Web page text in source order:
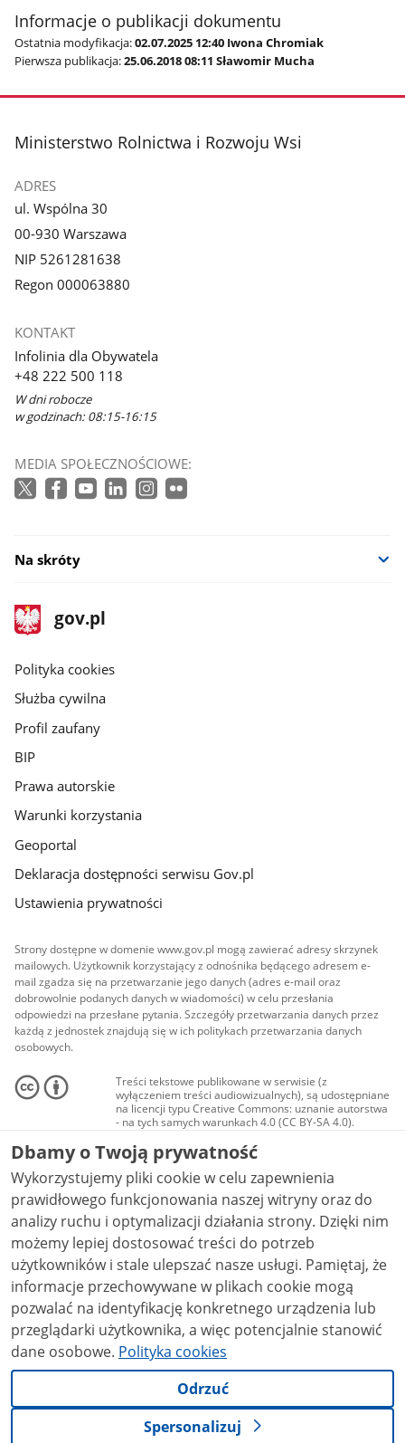
Informacje o publikacji dokumentu
Ostatnia modyfikacja:02.07.2025 12:40 Iwona Chromiak
Pierwsza publikacja:25.06.2018 08:11 Sławomir Mucha
stopka
Ministerstwo Rolnictwa i Rozwoju Wsi
ADRES
ul. Wspólna 30
00-930 Warszawa
NIP 5261281638
Regon 000063880
KONTAKT
Infolinia dla Obywatela
+48 222 500 118
W dni robocze
w godzinach: 08:15-16:15
MEDIA SPOŁECZNOŚCIOWE:
Na skróty
stopka
gov.pl
Strona
gov.pl
gov.pl
Polityka cookies
Służba cywilna
Profil zaufany
BIP
Prawa autorskie
Warunki korzystania
Geoportal
Deklaracja dostępności serwisu Gov.pl
Ustawienia prywatności
Strony dostępne w domenie www.gov.pl mogą zawierać adresy skrzynek
mailowych. Użytkownik korzystający z odnośnika będącego adresem e-
mail zgadza się na przetwarzanie jego danych (adres e-mail oraz
dobrowolnie podanych danych w wiadomości) w celu przesłania
odpowiedzi na przesłane pytania. Szczegóły przetwarzania danych przez
każdą z jednostek znajdują się w ich politykach przetwarzania danych
osobowych.
Treści tekstowe publikowane w serwisie (z
wyłączeniem treści audiowizualnych), są udostępniane
na licencji typu Creative Commons: uznanie autorstwa
- na tych samych warunkach 4.0 (CC BY-SA 4.0).
Materiały audiowizualne, w tym zdjęcia, materiały
audio i wideo, są udostępniane na licencji typu
Creative Commons: uznanie autorstwa użycie
niekomercyjne - bez utworów zależnych 4.0 (CC BY-
NC-ND 4.0), o ile nie jest to stwierdzone inaczej.
Dbamy o Twoją prywatność
Wykorzystujemy pliki cookie w celu zapewnienia
prawidłowego funkcjonowania naszej witryny oraz do
analizy ruchu i optymalizacji działania strony. Dzięki nim
możemy lepiej dostosować treści do potrzeb
użytkowników i stale ulepszać nasze usługi. Pamiętaj, że
informacje przechowywane w plikach cookie mogą
pozwalać na identyfikację konkretnego urządzenia lub
przeglądarki użytkownika, a więc potencjalnie stanowić
dane osobowe. Polityka cookies
Odrzuć
Spersonalizuj